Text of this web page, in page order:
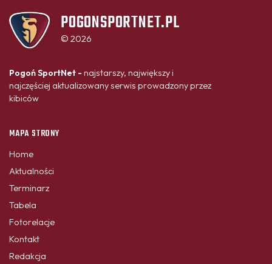
POGONSPORTNET.PL
© 2026
Pogoń SportNet - najstarszy, największy i
najczęściej aktualizowany serwis prowadzony przez
kibiców
MAPA STRONY
Home
Aktualności
Terminarz
Tabela
Fotorelacje
Kontakt
Redakcja